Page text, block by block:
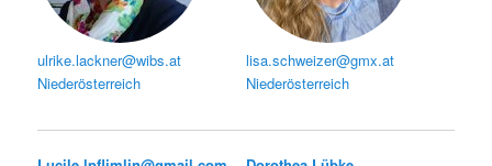
ulrike.lackner@wibs.at
Niederösterreich
lisa.schweizer@gmx.at
Niederösterreich